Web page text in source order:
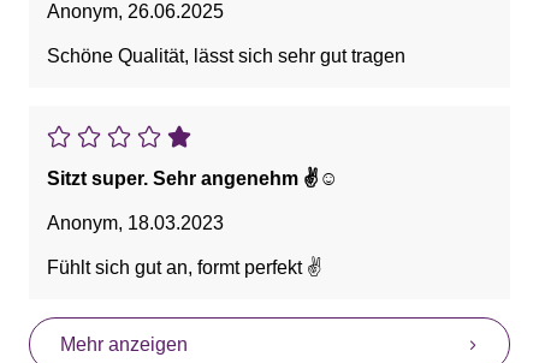
Anonym, 26.06.2025
Schöne Qualität, lässt sich sehr gut tragen
Sitzt super. Sehr angenehm ✌️☺️
Anonym, 18.03.2023
Fühlt sich gut an, formt perfekt ✌️
Mehr anzeigen